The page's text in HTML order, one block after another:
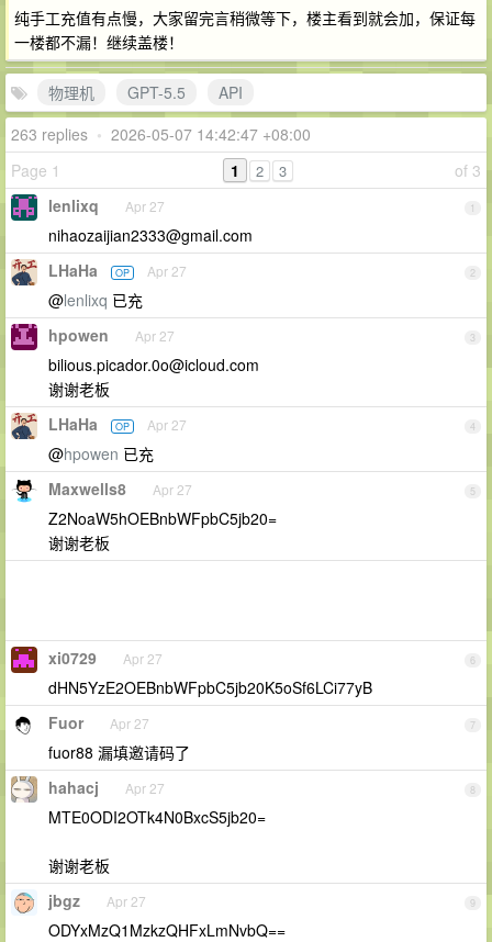
纯手工充值有点慢，大家留完言稍微等下，楼主看到就会加，保证每
一楼都不漏！继续盖楼！
物理机 GPT-5.5
API
263 replies • 2026-05-07 14:42:47 +08:00
Page 1
of 3
1 2 3
1
lenlixq Apr 27
nihaozaijian2333@gmail.com
2
LHaHa OP Apr 27
@lenlixq 已充
3
hpowen Apr 27
bilious.picador.0o@icloud.com
谢谢老板
4
LHaHa OP Apr 27
@hpowen 已充
5
Maxwells8 Apr 27
Z2NoaW5hOEBnbWFpbC5jb20=
谢谢老板
6
xi0729 Apr 27
dHN5YzE2OEBnbWFpbC5jb20K5oSf6LCi77yB
7
Fuor Apr 27
fuor88 漏填邀请码了
8
hahacj Apr 27
MTE0ODI2OTk4N0BxcS5jb20=
谢谢老板
9
jbgz Apr 27
ODYxMzQ1MzkzQHFxLmNvbQ==